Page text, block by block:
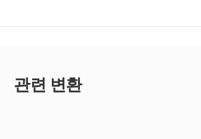
관련 변환